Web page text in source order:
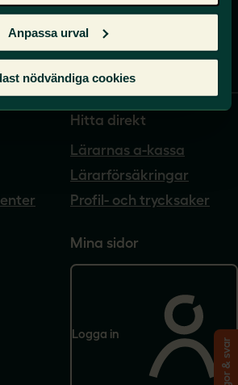
Anpassa urval
nödvändiga cookies
Hitta direkt
Lärarnas a-kassa
Lärarförsäkringar
Profil- och trycksaker
Mina sidor
Logga in
Frågor & svar